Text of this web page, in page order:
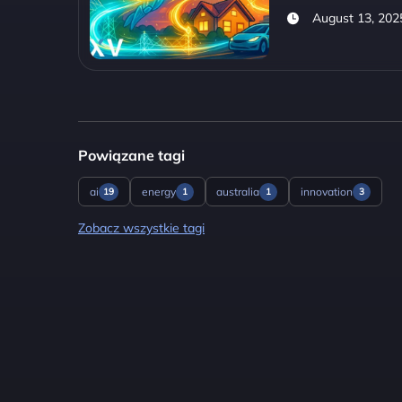
August 13,
Powiązane tagi
ai 19 energy 1 australia 1 innovation 3
Zobacz wszystkie tagi